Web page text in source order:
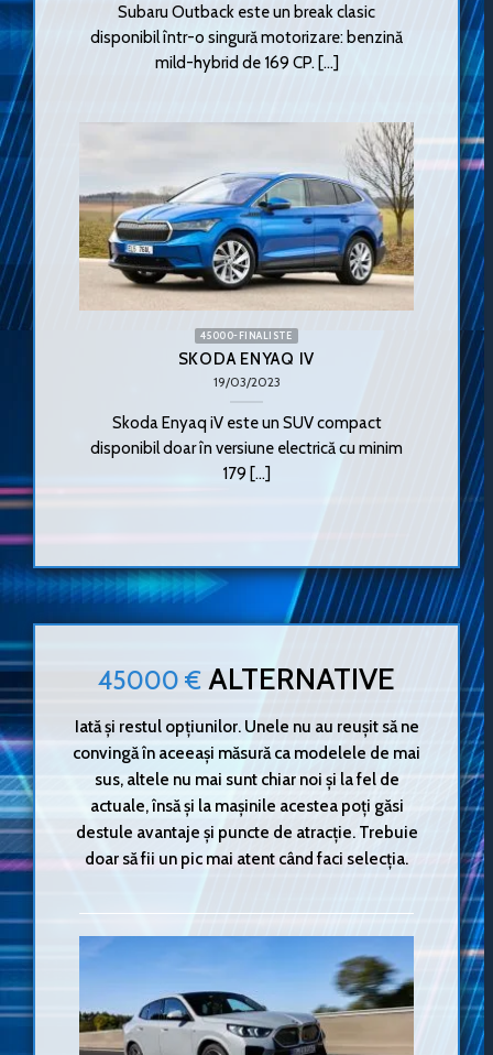
Subaru Outback este un break clasic
disponibil într-o singură motorizare: benzină
mild-hybrid de 169 CP. [...]
45000-FINALISTE
SKODA ENYAQ IV
19/03/2023
Skoda Enyaq iV este un SUV compact
disponibil doar în versiune electrică cu minim
179 [...]
45000 € ALTERNATIVE
Iată și restul opțiunilor. Unele nu au reușit să ne
convingă în aceeași măsură ca modelele de mai
sus, altele nu mai sunt chiar noi și la fel de
actuale, însă și la mașinile acestea poți găsi
destule avantaje și puncte de atracție. Trebuie
doar să fii un pic mai atent când faci selecția.